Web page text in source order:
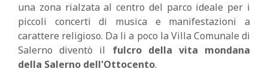
una zona rialzata al centro del parco ideale per i
piccoli concerti di musica e manifestazioni a
carattere religioso. Da li a poco la Villa Comunale di
Salerno diventò il fulcro della vita mondana
della Salerno dell'Ottocento.